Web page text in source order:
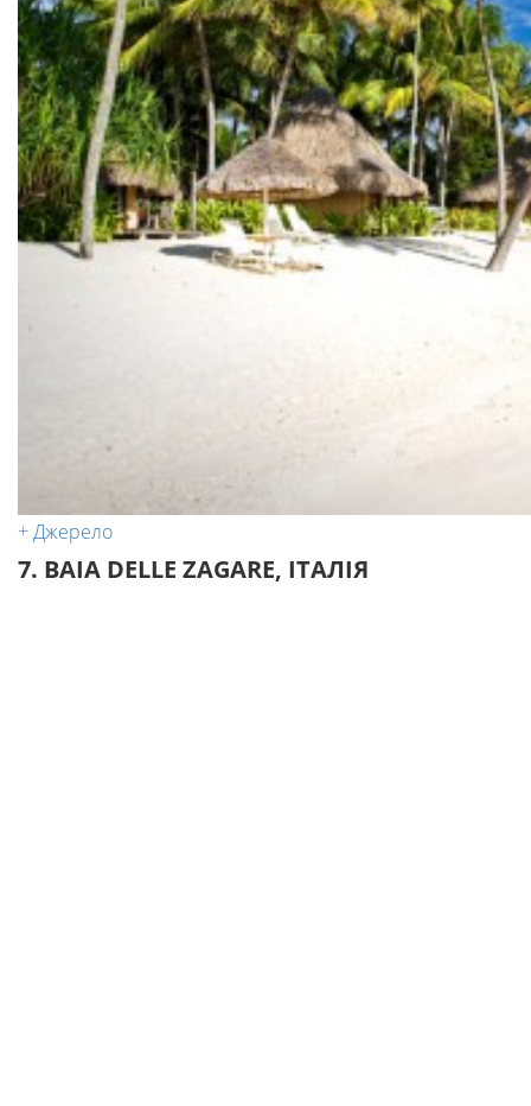
+ Джерело
7. BAIA DELLE ZAGARE, ІТАЛІЯ